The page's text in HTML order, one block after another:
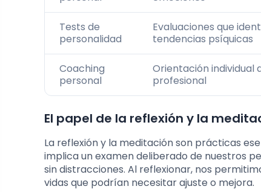
Tests de
personalidad
Evaluaciones que
tendencias psíquicas
Coaching
personal
Orientación individual
profesional
El papel de la reflexión y la
La reflexión y la meditación son prácticas
implica un examen deliberado de nuestros
sin distracciones. Al reflexionar, nos
vidas que podrían necesitar ajuste o mejora.